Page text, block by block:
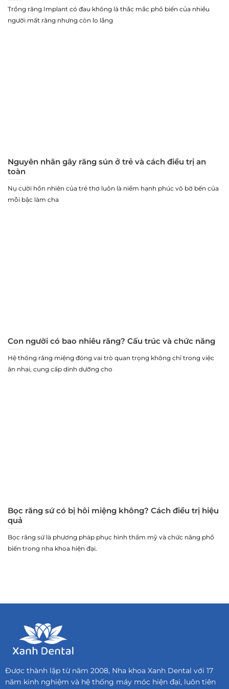
Trồng răng Implant có đau không là thắc mắc phổ biến của nhiều
người mất răng nhưng còn lo lắng
Nguyên nhân gây răng sún ở trẻ và cách điều trị an
toàn
Nụ cười hồn nhiên của trẻ thơ luôn là niềm hạnh phúc vô bờ bến của
mỗi bậc làm cha
Con người có bao nhiêu răng? Cấu trúc và chức năng
Hệ thống răng miệng đóng vai trò quan trọng không chỉ trong việc
ăn nhai, cung cấp dinh dưỡng cho
Bọc răng sứ có bị hôi miệng không? Cách điều trị hiệu
quả
Bọc răng sứ là phương pháp phục hình thẩm mỹ và chức năng phổ
biến trong nha khoa hiện đại.
Được thành lập từ năm 2008, Nha khoa Xanh Dental với 17
năm kinh nghiệm và hệ thống máy móc hiện đại, luôn tiên